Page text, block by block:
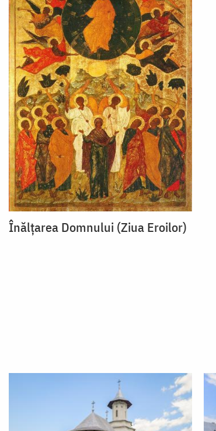
Înălțarea Domnului (Ziua Eroilor)